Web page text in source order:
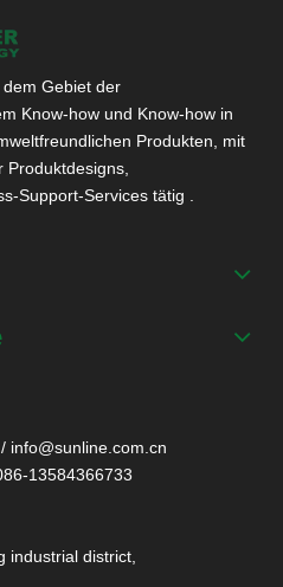
Gebiet der
Know-how und Know-how in
Produkten, mit
Support-Services tätig .
/ info@sunline.com.cn
13584366733
industrial district,